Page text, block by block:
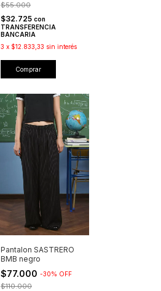
$55.000
$32.725 con
TRANSFERENCIA
BANCARIA
3 x $12.833,33 sin interés
Comprar
Pantalon SASTRERO
BMB negro
$77.000 -30% OFF
$110.000